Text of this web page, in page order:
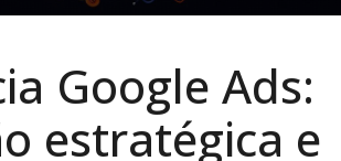
Google Ads:
estratégica e